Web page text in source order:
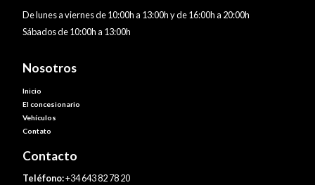
De lunes a viernes de 10:00h a 13:00h y de 16:00h a 20:00h
Sábados de 10:00h a 13:00h
Nosotros
Inicio
El concesionario
Vehículos
Contato
Contacto
Teléfono:+34 643 82 78 20